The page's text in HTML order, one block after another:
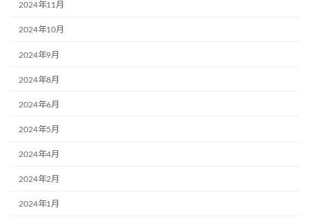
2024年11月
2024年10月
2024年9月
2024年8月
2024年6月
2024年5月
2024年4月
2024年2月
2024年1月